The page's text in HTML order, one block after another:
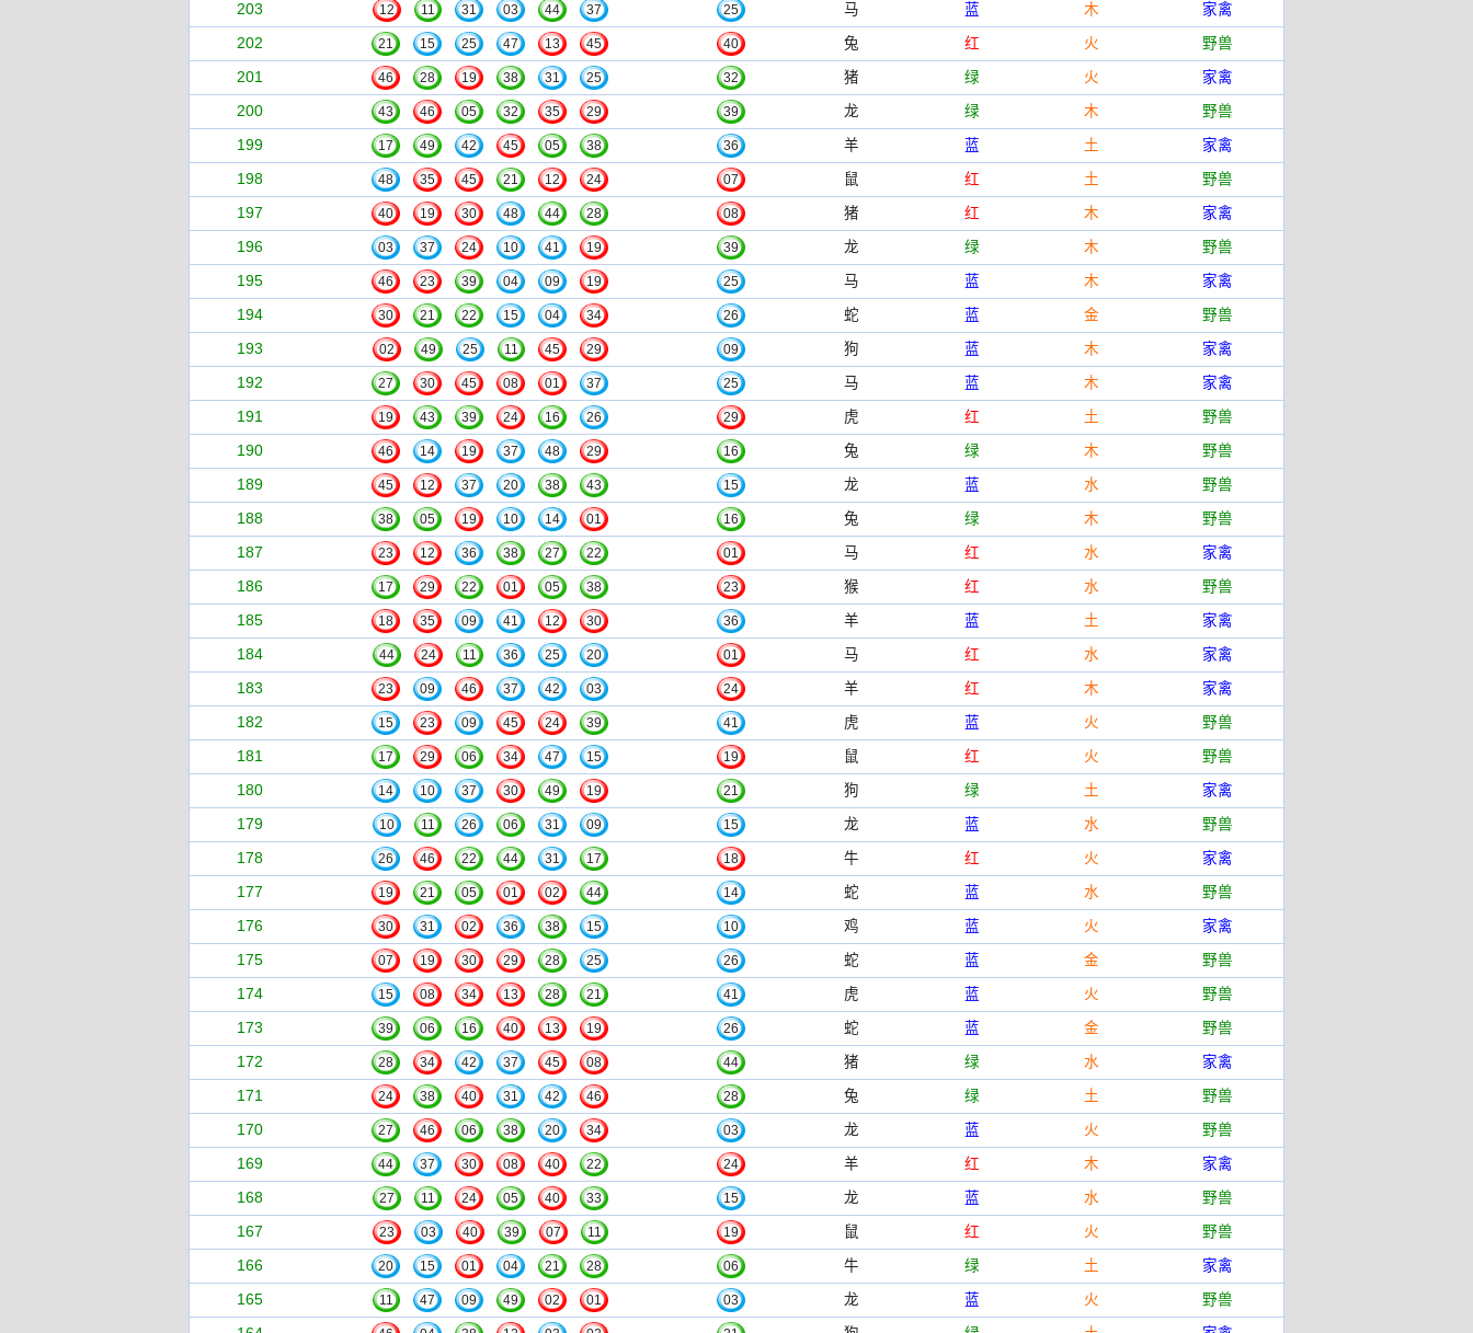
203 12 11 31 03 44 37 25 马 蓝 木 家禽
202 21 15 25 47 13 45 40 兔 红 火 野兽
201 46 28 19 38 31 25 32 猪 绿 火 家禽
200 43 46 05 32 35 29 39 龙 绿 木 野兽
199 17 49 42 45 05 38 36 羊 蓝 土 家禽
198 48 35 45 21 12 24 07 鼠 红 土 野兽
197 40 19 30 48 44 28 08 猪 红 木 家禽
196 03 37 24 10 41 19 39 龙 绿 木 野兽
195 46 23 39 04 09 19 25 马 蓝 木 家禽
194 30 21 22 15 04 34 26 蛇 蓝 金 野兽
193 02 49 25 11 45 29 09 狗 蓝 木 家禽
192 27 30 45 08 01 37 25 马 蓝 木 家禽
191 19 43 39 24 16 26 29 虎 红 土 野兽
190 46 14 19 37 48 29 16 兔 绿 木 野兽
189 45 12 37 20 38 43 15 龙 蓝 水 野兽
188 38 05 19 10 14 01 16 兔 绿 木 野兽
187 23 12 36 38 27 22 01 马 红 水 家禽
186 17 29 22 01 05 38 23 猴 红 水 野兽
185 18 35 09 41 12 30 36 羊 蓝 土 家禽
184 44 24 11 36 25 20 01 马 红 水 家禽
183 23 09 46 37 42 03 24 羊 红 木 家禽
182 15 23 09 45 24 39 41 虎 蓝 火 野兽
181 17 29 06 34 47 15 19 鼠 红 火 野兽
180 14 10 37 30 49 19 21 狗 绿 土 家禽
179 10 11 26 06 31 09 15 龙 蓝 水 野兽
178 26 46 22 44 31 17 18 牛 红 火 家禽
177 19 21 05 01 02 44 14 蛇 蓝 水 野兽
176 30 31 02 36 38 15 10 鸡 蓝 火 家禽
175 07 19 30 29 28 25 26 蛇 蓝 金 野兽
174 15 08 34 13 28 21 41 虎 蓝 火 野兽
173 39 06 16 40 13 19 26 蛇 蓝 金 野兽
172 28 34 42 37 45 08 44 猪 绿 水 家禽
171 24 38 40 31 42 46 28 兔 绿 土 野兽
170 27 46 06 38 20 34 03 龙 蓝 火 野兽
169 44 37 30 08 40 22 24 羊 红 木 家禽
168 27 11 24 05 40 33 15 龙 蓝 水 野兽
167 23 03 40 39 07 11 19 鼠 红 火 野兽
166 20 15 01 04 21 28 06 牛 绿 土 家禽
165 11 47 09 49 02 01 03 龙 蓝 火 野兽